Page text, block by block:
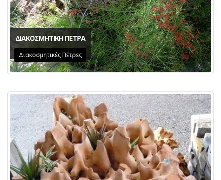
ΔΙΑΚΟΣΜΗΤΙΚΗ ΠΕΤΡΑ
Διακοσμητικές Πέτρες